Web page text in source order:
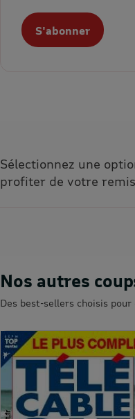
S'abonner
Sélectionnez une
profiter de votre
Nos autres
Des best-sellers choisis